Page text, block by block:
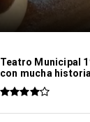
Teatro Municipal
con mucha